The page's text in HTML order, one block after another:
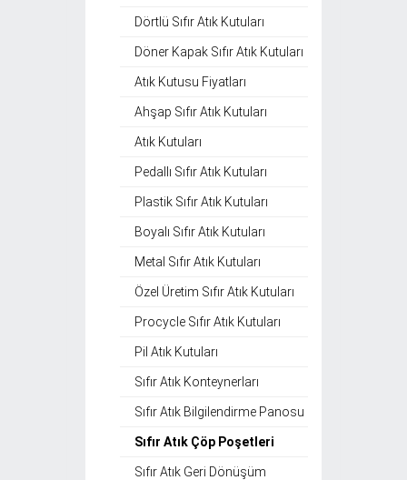
Dörtlü Sıfır Atık Kutuları
Döner Kapak Sıfır Atık Kutuları
Atık Kutusu Fiyatları
Ahşap Sıfır Atık Kutuları
Atık Kutuları
Pedallı Sıfır Atık Kutuları
Plastik Sıfır Atık Kutuları
Boyalı Sıfır Atık Kutuları
Metal Sıfır Atık Kutuları
Özel Üretim Sıfır Atık Kutuları
Procycle Sıfır Atık Kutuları
Pil Atık Kutuları
Sıfır Atık Konteynerları
Sıfır Atık Bilgilendirme Panosu
Sıfır Atık Çöp Poşetleri
Sıfır Atık Geri Dönüşüm